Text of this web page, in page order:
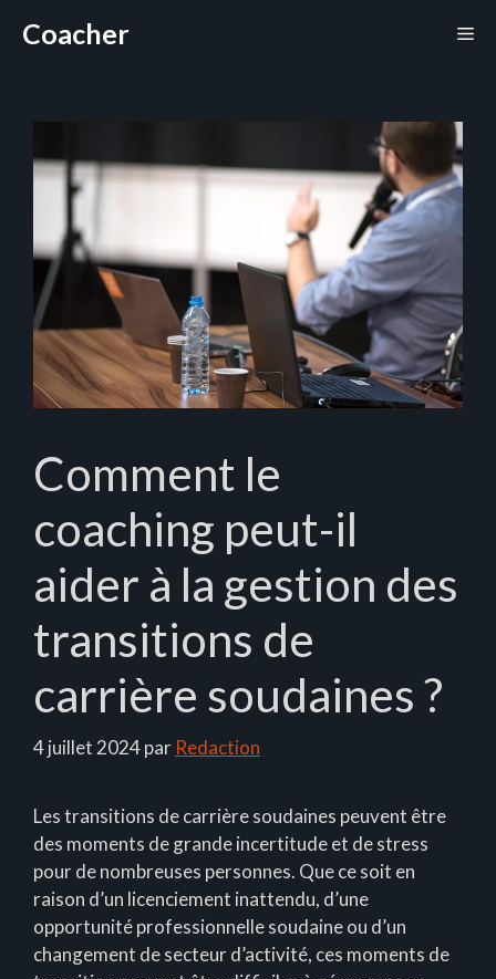
Coacher
Comment le
coaching peut-il
aider à la gestion des
transitions de
carrière soudaines ?
4 juillet 2024par Redaction
Les transitions de carrière soudaines peuvent être
des moments de grande incertitude et de stress
pour de nombreuses personnes. Que ce soit en
raison d’un licenciement inattendu, d’une
opportunité professionnelle soudaine ou d’un
changement de secteur d’activité, ces moments de